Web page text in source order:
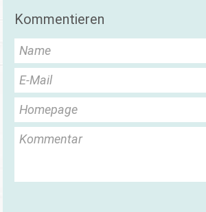
Kommentieren
Name
E-Mail
Homepage
Kommentar